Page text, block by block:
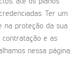
Ter um
na proteção da sua
contratação e as
nessa página.